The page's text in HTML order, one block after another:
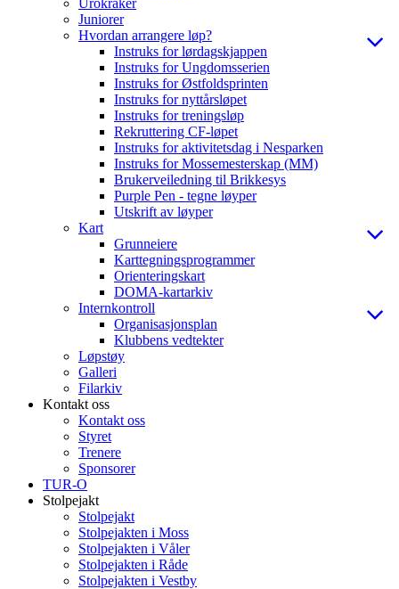
Urokråker
Juniorer
Hvordan arrangere løp?
Instruks for lørdagskjappen
Instruks for Ungdomsserien
Instruks for Østfoldsprinten
Instruks for nyttårsløpet
Instruks for treningsløp
Rekruttering CF-løpet
Instruks for aktivitetsdag i Nesparken
Instruks for Mossemesterskap (MM)
Brukerveiledning til Brikkesys
Purple Pen - tegne løyper
Utskrift av løyper
Kart
Grunneiere
Karttegningsprogrammer
Orienteringskart
DOMA-kartarkiv
Internkontroll
Organisasjonsplan
Klubbens vedtekter
Løpstøy
Galleri
Filarkiv
Kontakt oss
Kontakt oss
Styret
Trenere
Sponsorer
TUR-O
Stolpejakt
Stolpejakt
Stolpejakten i Moss
Stolpejakten i Våler
Stolpejakten i Råde
Stolpejakten i Vestby